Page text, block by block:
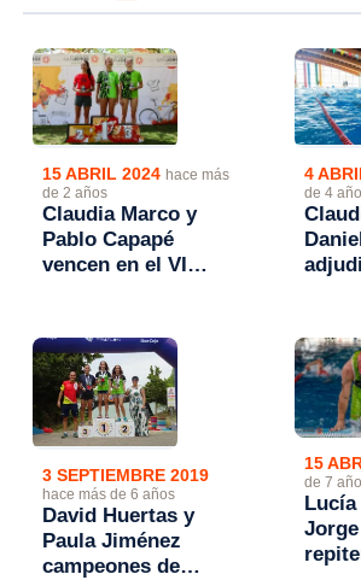
15 ABRIL 2024 hace más
de 2 años
Claudia Marco y
Pablo Capapé
vencen en el VI
Jorge
4
de 4
Jorge
3 SEPTIEMBRE 2019
hace más de 6 años
David Huertas y
Paula Jiménez
campeones de
15
de 7